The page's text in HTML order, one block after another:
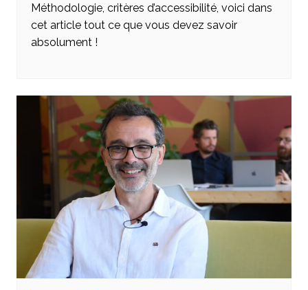
Méthodologie, critères d’accessibilité, voici dans
cet article tout ce que vous devez savoir
absolument !